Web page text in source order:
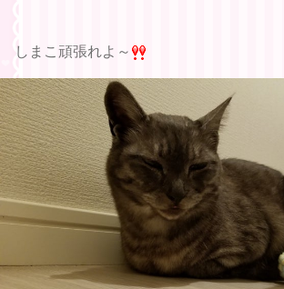
しまこ頑張れよ～